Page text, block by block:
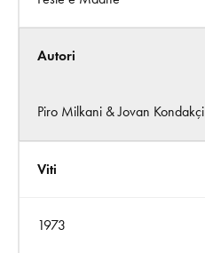
Autori
Piro Milkani & Jovan Kondakçi
Viti
1973